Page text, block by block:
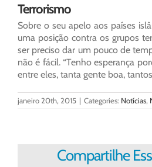
Terrorismo
Sobre o seu apelo aos países
uma posição contra os grupos
ser preciso dar um pouco de
não é fácil. “Tenho esperança
entre eles, tanta gente boa,
janeiro 20th, 2015 | Categories: Notícias,
Compartilhe